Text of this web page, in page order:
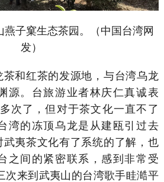
燕子窠生态茶园。（中国台湾网
发）
和红茶的发源地，与台湾乌龙
源。台旅游业者林庆仁真诚表
次了，但对于茶文化一直不了
湾的冻顶乌龙是从建瓯引过去
夷茶文化有了系统的了解，也
之间的紧密联系，感到非常受
次来到武夷山的台湾歌手眭澔平